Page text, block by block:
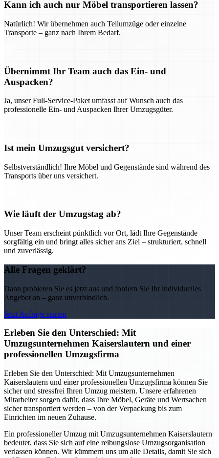
Kann ich auch nur Möbel transportieren lassen?
Natürlich! Wir übernehmen auch Teilumzüge oder einzelne
Transporte – ganz nach Ihrem Bedarf.
Übernimmt Ihr Team auch das Ein- und
Auspacken?
Ja, unser Full-Service-Paket umfasst auf Wunsch auch das
professionelle Ein- und Auspacken Ihrer Umzugsgüter.
Ist mein Umzugsgut versichert?
Selbstverständlich! Ihre Möbel und Gegenstände sind während des
Transports über uns versichert.
Wie läuft der Umzugstag ab?
Unser Team erscheint pünktlich vor Ort, lädt Ihre Gegenstände
sorgfältig ein und bringt alles sicher ans Ziel – strukturiert, schnell
und zuverlässig.
Alle Fragen geklärt?
Dann probieren Sie es jetzt aus und fordern Sie Ihr individuelles
Angebot an – ganz unverbindlich.
Jetzt Anfrage starten
Erleben Sie den Unterschied: Mit
Umzugsunternehmen Kaiserslautern und einer
professionellen Umzugsfirma
Erleben Sie den Unterschied: Mit Umzugsunternehmen
Kaiserslautern und einer professionellen Umzugsfirma können Sie
sicher und stressfrei Ihren Umzug meistern. Unsere erfahrenen
Mitarbeiter sorgen dafür, dass Ihre Möbel, Geräte und Wertsachen
sicher transportiert werden – von der Verpackung bis zum
Einrichten im neuen Zuhause.
Ein professioneller Umzug mit Umzugsunternehmen Kaiserslautern
bedeutet, dass Sie sich auf eine reibungslose Umzugsorganisation
verlassen können. Wir kümmern uns um alle Details, damit Sie sich